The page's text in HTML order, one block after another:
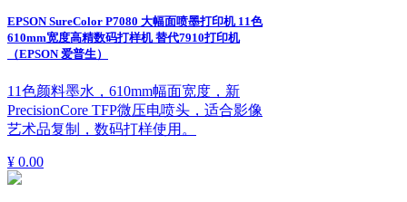
EPSON SureColor P7080 大幅面喷墨打印机 11色
610mm宽度高精数码打样机 替代7910打印机
（EPSON 爱普生）
11色颜料墨水，610mm幅面宽度，新
PrecisionCore TFP微压电喷头，适合影像
艺术品复制，数码打样使用。
¥ 0.00